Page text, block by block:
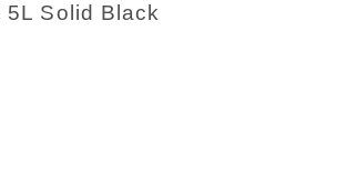
Solid Black